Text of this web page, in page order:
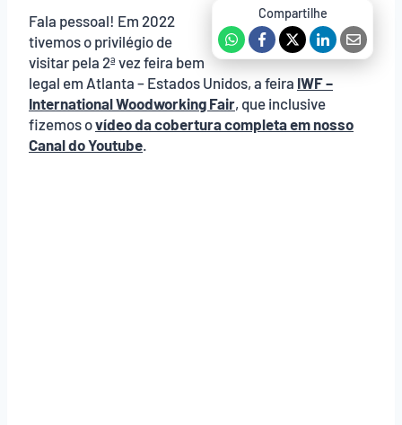
Fala pessoal! Em 2022
tivemos o privilégio de
visitar pela 2ª vez feira bem
legal em Atlanta – Estados Unidos, a feira IWF –
International Woodworking Fair, que inclusive
fizemos ovídeo da cobertura completa em nosso
Canal do Youtube.